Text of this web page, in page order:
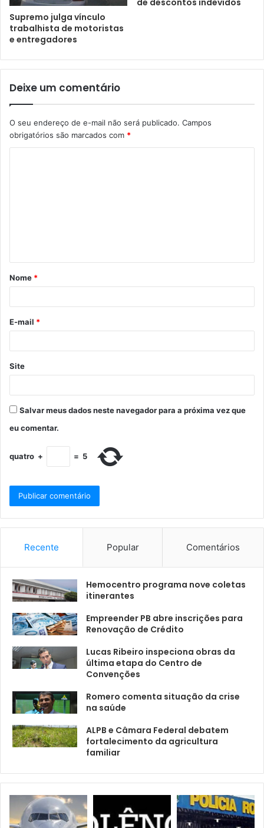
Supremo julga vínculo
trabalhista de motoristas
e entregadores
de descontos indevidos
Deixe um comentário
O seu endereço de e-mail não será publicado. Campos
obrigatórios são marcados com *
Nome *
E-mail *
Site
Salvar meus dados neste navegador para a próxima vez que
eu comentar.
quatro + = 5
Recente Popular Comentários
Hemocentro programa nove coletas
itinerantes
Empreender PB abre inscrições para
Renovação de Crédito
Lucas Ribeiro inspeciona obras da
última etapa do Centro de
Convenções
Romero comenta situação da crise
na saúde
ALPB e Câmara Federal debatem
fortalecimento da agricultura
familiar